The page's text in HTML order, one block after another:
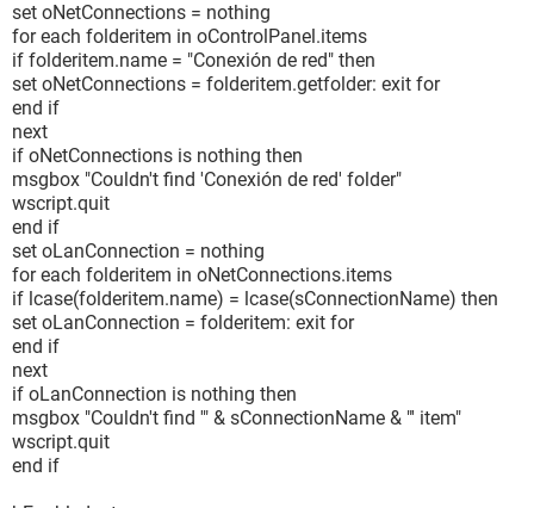
set oNetConnections = nothing
for each folderitem in oControlPanel.items
if folderitem.name = "Conexión de red" then
set oNetConnections = folderitem.getfolder: exit for
end if
next
if oNetConnections is nothing then
msgbox "Couldn't find 'Conexión de red' folder"
wscript.quit
end if
set oLanConnection = nothing
for each folderitem in oNetConnections.items
if lcase(folderitem.name) = lcase(sConnectionName) then
set oLanConnection = folderitem: exit for
end if
next
if oLanConnection is nothing then
msgbox "Couldn't find '" & sConnectionName & "' item"
wscript.quit
end if